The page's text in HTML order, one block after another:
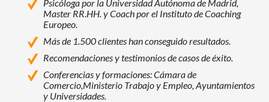
Psicóloga por la Universidad Autónoma de Madrid,
Master RR.HH. y Coach por el Instituto de Coaching
Europeo.
Más de 1.500 clientes han conseguido resultados.
Recomendaciones y testimonios de casos de éxito.
Conferencias y formaciones: Cámara de
Comercio,Ministerio Trabajo y Empleo, Ayuntamientos
y Universidades.